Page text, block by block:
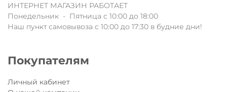
также через непродолжительное время
выключится самостоятельно.
Светодиодные фонарики сделаны из мягкого
простому поворотному замку.
Micro Deluxe Magic
баланс и развивает у ребенка координацию
движения. Разработан специально для детей от
ИНТЕРНЕТ МАГАЗИН РАБОТАЕТ
Понедельник - Пятница с 10:00 до 18:00
Наш пункт самовывоза с 10:00 до 17:30 в будние дни!
Покупателям
Личный кабинет